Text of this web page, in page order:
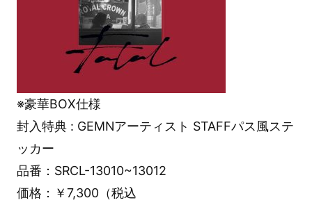
※豪華BOX仕様
封入特典 : GEMNアーティスト STAFFパス風ステ
ッカー
品番：SRCL-13010~13012
価格：￥7,300（税込